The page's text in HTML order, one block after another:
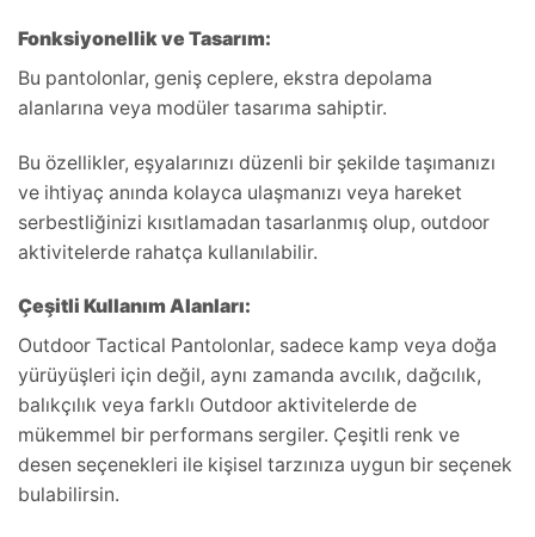
Fonksiyonellik ve Tasarım:
Bu pantolonlar, geniş ceplere, ekstra depolama
alanlarına veya modüler tasarıma sahiptir.
Bu özellikler, eşyalarınızı düzenli bir şekilde taşımanızı
ve ihtiyaç anında kolayca ulaşmanızı veya hareket
serbestliğinizi kısıtlamadan tasarlanmış olup, outdoor
aktivitelerde rahatça kullanılabilir.
Çeşitli Kullanım Alanları:
Outdoor Tactical Pantolonlar, sadece kamp veya doğa
yürüyüşleri için değil, aynı zamanda avcılık, dağcılık,
balıkçılık veya farklı Outdoor aktivitelerde de
mükemmel bir performans sergiler. Çeşitli renk ve
desen seçenekleri ile kişisel tarzınıza uygun bir seçenek
bulabilirsin.